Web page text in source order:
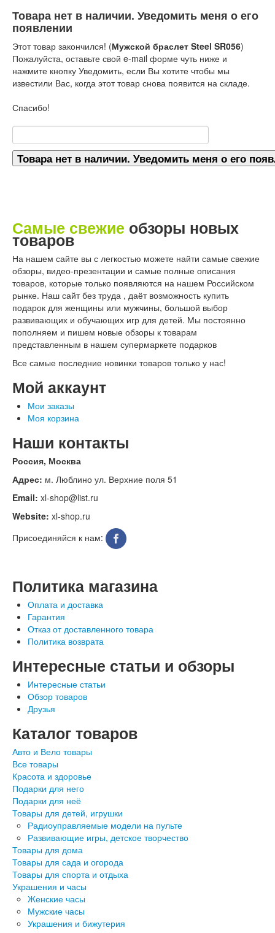
Товара нет в наличии. Уведомить меня о его
появлении
Этот товар закончился! (Мужской браслет Steel SR056)
Пожалуйста, оставьте свой e-mail форме чуть ниже и
нажмите кнопку Уведомить, если Вы хотите чтобы мы
известили Вас, когда этот товар снова появится на складе.
Спасибо!
Самые свежие обзоры новых
товаров
На нашем сайте вы с легкостью можете найти самые свежие
обзоры, видео-презентации и самые полные описания
товаров, которые только появляются на нашем Российском
рынке. Наш сайт без труда , даёт возможность купить
подарок для женщины или мужчины, большой выбор
развивающих и обучающих игр для детей. Мы постоянно
пополняем и пишем новые обзоры к товарам
представленным в нашем супермаркете подарков
Все самые последние новинки товаров только у нас!
Мой аккаунт
Мои заказы
Моя корзина
Наши контакты
Россия, Москва
Адрес: м. Люблино ул. Верхние поля 51
Email: xl-shop@list.ru
Website: xl-shop.ru
Присоединяйся к нам:
Политика магазина
Оплата и доставка
Гарантия
Отказ от доставленного товара
Политика возврата
Интересные статьи и обзоры
Интересные статьи
Обзор товаров
Друзья
Каталог товаров
Авто и Вело товары
Все товары
Красота и здоровье
Подарки для него
Подарки для неё
Товары для детей, игрушки
Радиоуправляемые модели на пульте
Развивающие игры, детское творчество
Товары для дома
Товары для сада и огорода
Товары для спорта и отдыха
Украшения и часы
Женские часы
Мужские часы
Украшения и бижутерия